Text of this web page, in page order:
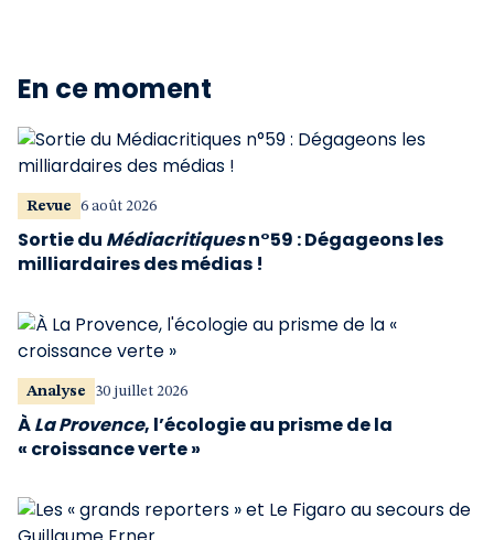
En ce moment
Revue 6 août 2026
Sortie du Médiacritiquesn°59 : Dégageons les
milliardaires des médias !
Analyse 30 juillet 2026
ÀLa Provence, l’écologie au prisme de la
« croissance verte »